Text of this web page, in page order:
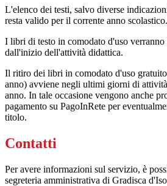
L'elenco dei testi, salvo diverse
resta valido per il corrente anno scolastico.
I libri di testo in comodato d'uso
dall'inizio dell'attività didattica.
Il ritiro dei libri in comodato d'uso
anno) avviene negli ultimi giorni di
anno. In tale occasione vengono anche
pagamento su PagoInRete per
titolo.
Contatti
Per avere informazioni sul servizio, è
segreteria amministrativa di Gradisca